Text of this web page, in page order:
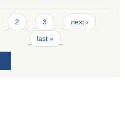
2 3 next ›
last »